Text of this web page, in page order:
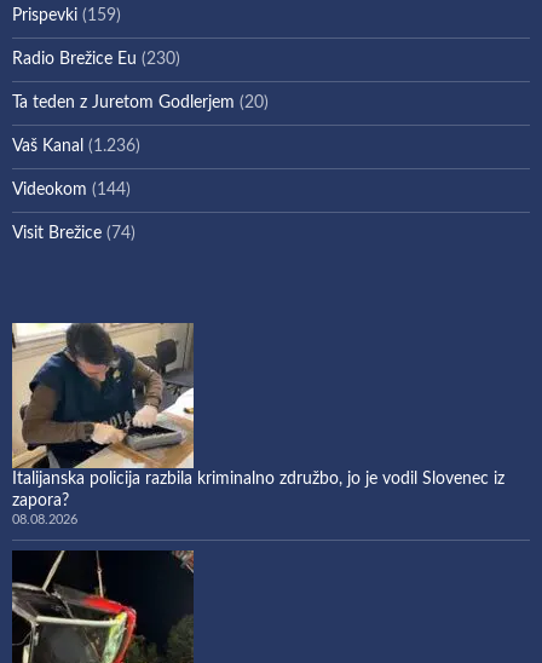
Prispevki (159)
Radio Brežice Eu (230)
Ta teden z Juretom Godlerjem (20)
Vaš Kanal (1.236)
Videokom (144)
Visit Brežice (74)
Italijanska policija razbila kriminalno združbo, jo je vodil Slovenec iz
zapora?
08.08.2026